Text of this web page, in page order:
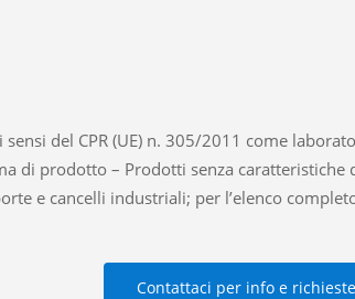
del CPR (UE) n. 305/2011 come
di prodotto – Prodotti senza
e cancelli industriali; per l’elenco
Contattaci per info e